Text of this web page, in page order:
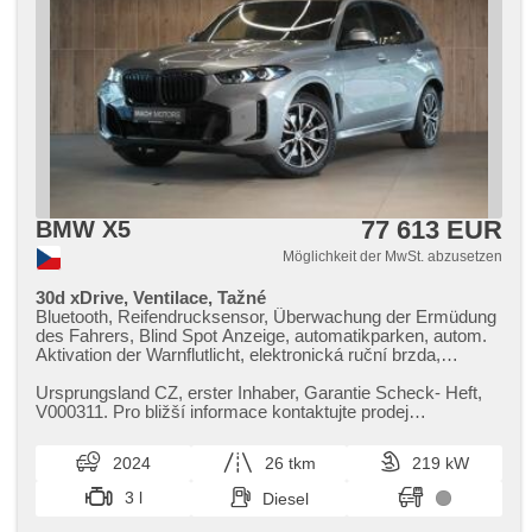
BMW X5 77 613 EUR
Möglichkeit der MwSt. abzusetzen
30d xDrive, Ventilace, Tažné
Bluetooth, Reifendrucksensor, Überwachung der Ermüdung
des Fahrers, Blind Spot Anzeige, automatikparken, autom.
Aktivation der Warnflutlicht, elektronická ruční brzda,
bezklíčové startování, Start-Stop System, Bordcomputer,
digitální příjem rádia (DAB), USB, Navigation, digitální
Autoradio, bezdrátová nabíječka mobilních telefonů,
ovládání gesty, Apple CarPlay, Android Auto,
Multifunktionslenkrad, beheizte Lenkrad, Lenkrad einstellbar,
ambientní osvětlení interiéru, roletky na zadních oknech,
Ursprungsland CZ,​ erster Inhaber,​ Garantie Scheck​- Heft,​
V000311. Pro bližší informace kontaktujte prodej
2024 26 tkm
219 kW
3 l
Diesel